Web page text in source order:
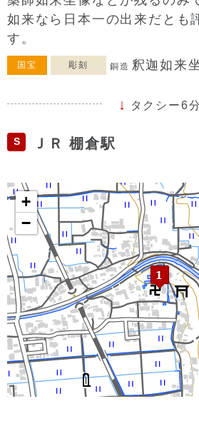
如来なら日本一の出来だとも
す。
国宝 彫刻 銅造 釈迦如来
タクシー6分
S ＪＲ 棚倉駅
+
−